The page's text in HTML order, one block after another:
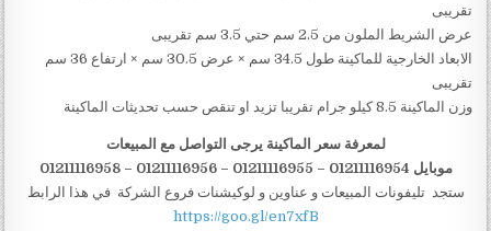
تقريبى
عرض الشريط الملون من 2.5 سم حتي 3.5 سم تقريبى
الابعاد الخارجية للماكينة طول 34.5 سم × عرض 30.5 سم × ارتفاع 36 سم
تقريبى
وزن الماكينة 8.5 كيلو جرام تقريبا تزيد او تنقص حسب تحديثات الماكينة
لمعرفة سعر الماكينة يرجى التواصل مع المبيعات
موبايل 01211116954 – 01211116955 – 01211116956
–
01211116958
ستجد تليفونات المبيعات و عناوين و لوكيشنات فروع الشركة في هذا الرابط
https://goo.gl/en7xfB